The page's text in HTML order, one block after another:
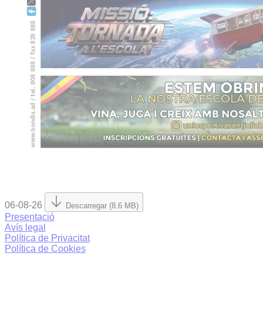
06-08-26 Descarregar (8.6 MB)
Presentació
Avís legal
Política de Privacitat
Política de Cookies